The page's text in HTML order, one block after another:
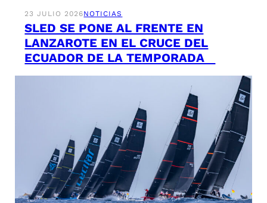
23 JULIO 2026NOTICIAS
SLED SE PONE AL FRENTE EN
LANZAROTE EN EL CRUCE DEL
ECUADOR DE LA TEMPORADA